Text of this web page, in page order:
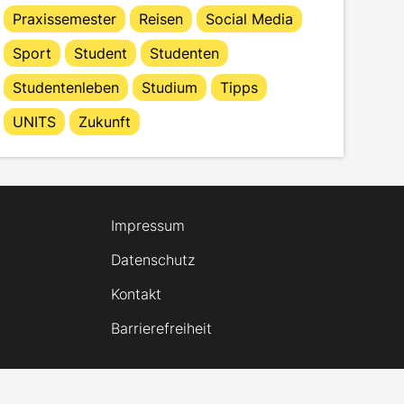
Praxissemester
Reisen
Social Media
Sport
Student
Studenten
Studentenleben
Studium
Tipps
UNITS
Zukunft
Impressum
Datenschutz
Kontakt
Barrierefreiheit